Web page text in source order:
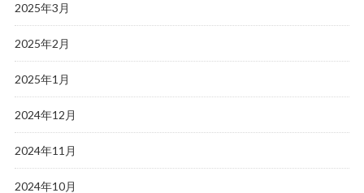
2025年3月
2025年2月
2025年1月
2024年12月
2024年11月
2024年10月